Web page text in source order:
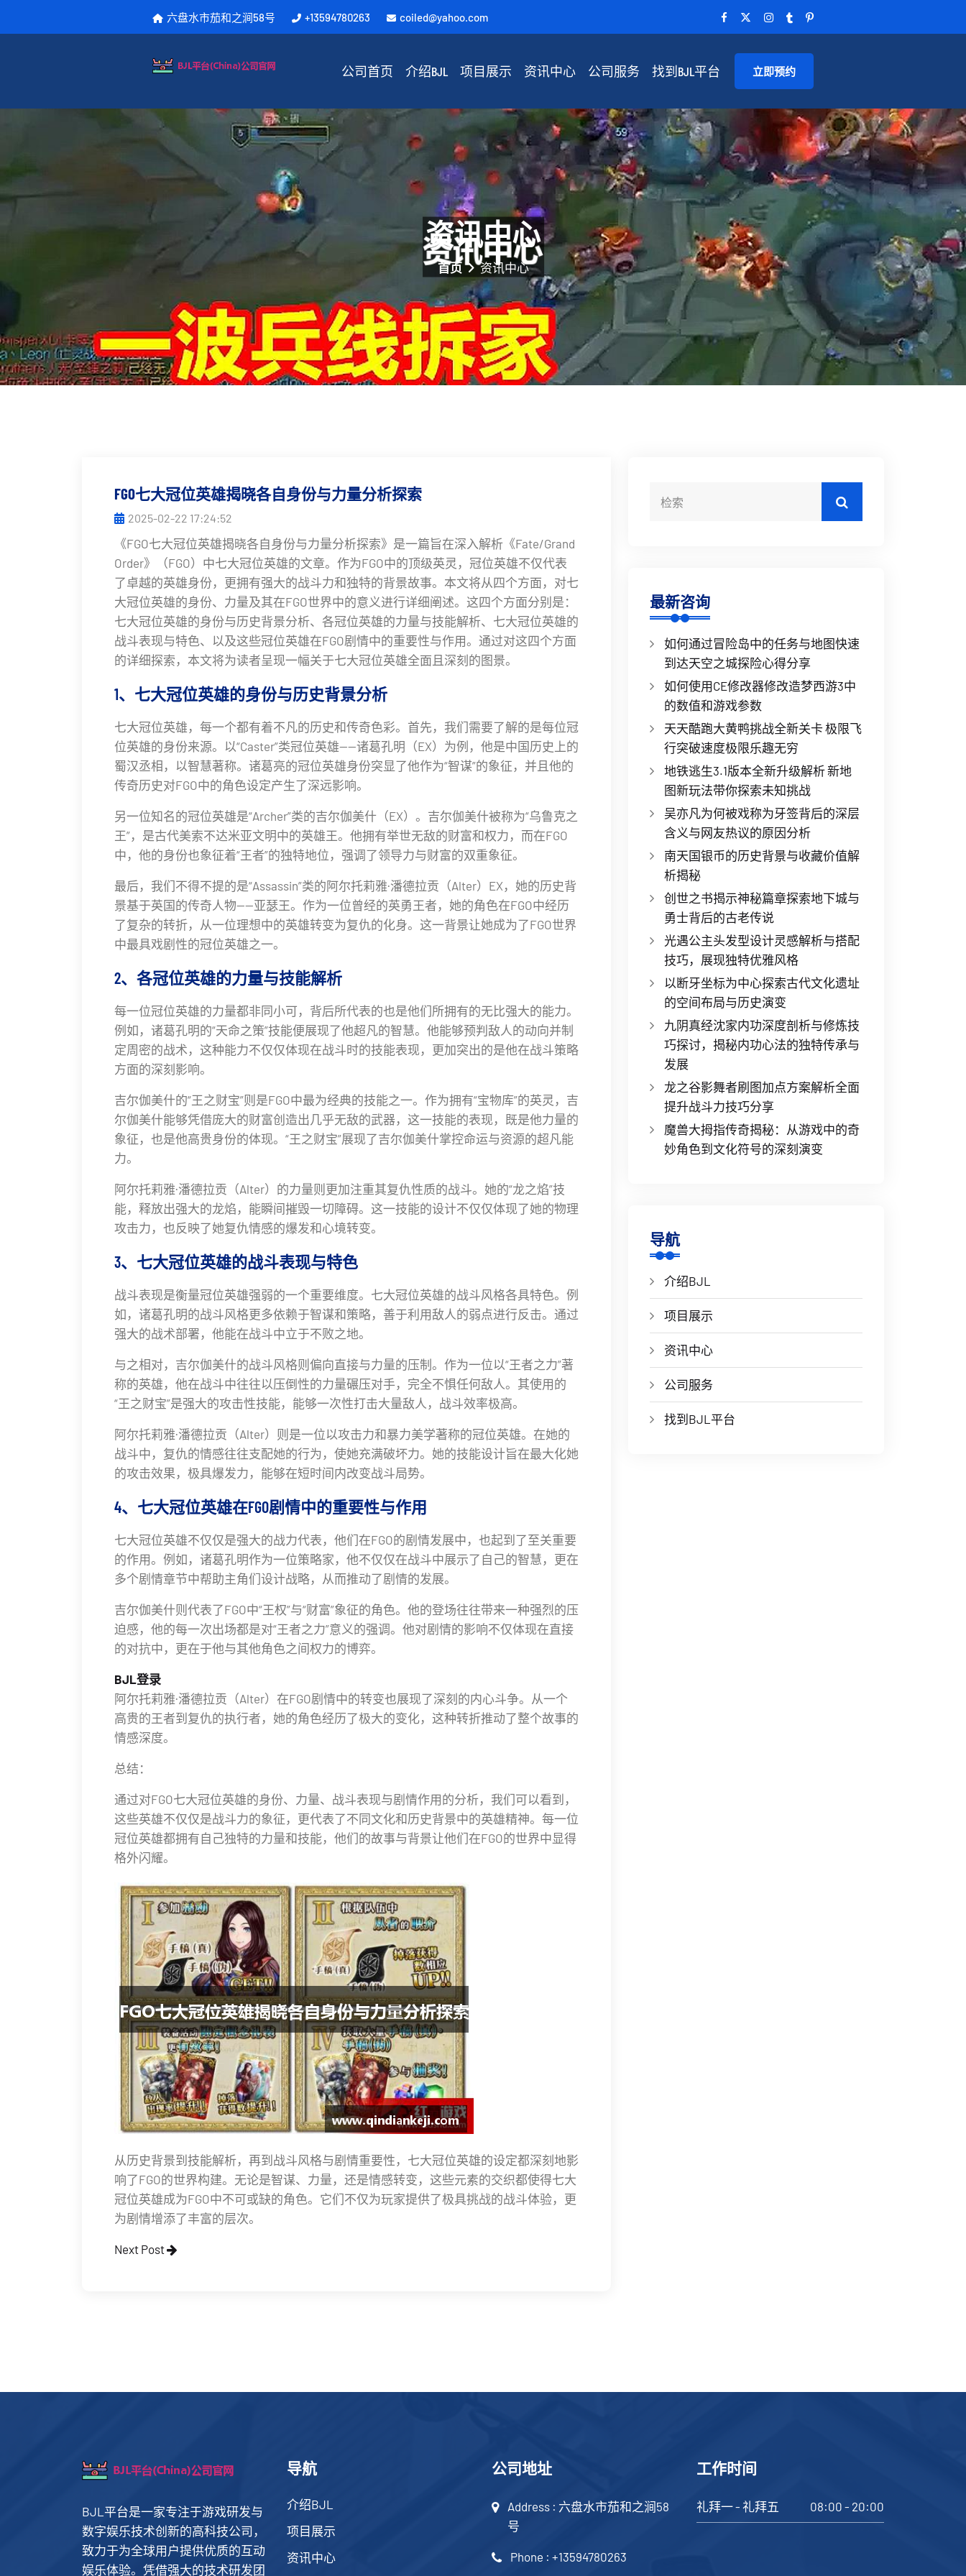
六盘水市茄和之涧58号 +13594780263 coiled@yahoo.com
公司首页 介绍BJL 项目展示 资讯中心 公司服务 找到BJL平台 立即预约
资讯中心
首页 资讯中心
FGO七大冠位英雄揭晓各自身份与力量分析探索
2025-02-22 17:24:52
《FGO七大冠位英雄揭晓各自身份与力量分析探索》是一篇旨在深入解析《Fate/Grand
Order》（FGO）中七大冠位英雄的文章。作为FGO中的顶级英灵，冠位英雄不仅代表
了卓越的英雄身份，更拥有强大的战斗力和独特的背景故事。本文将从四个方面，对七
大冠位英雄的身份、力量及其在FGO世界中的意义进行详细阐述。这四个方面分别是：
七大冠位英雄的身份与历史背景分析、各冠位英雄的力量与技能解析、七大冠位英雄的
战斗表现与特色、以及这些冠位英雄在FGO剧情中的重要性与作用。通过对这四个方面
的详细探索，本文将为读者呈现一幅关于七大冠位英雄全面且深刻的图景。
1、七大冠位英雄的身份与历史背景分析
七大冠位英雄，每一个都有着不凡的历史和传奇色彩。首先，我们需要了解的是每位冠
位英雄的身份来源。以“Caster”类冠位英雄——诸葛孔明（EX）为例，他是中国历史上的
蜀汉丞相，以智慧著称。诸葛亮的冠位英雄身份突显了他作为“智谋”的象征，并且他的
传奇历史对FGO中的角色设定产生了深远影响。
另一位知名的冠位英雄是“Archer”类的吉尔伽美什（EX）。吉尔伽美什被称为“乌鲁克之
王”，是古代美索不达米亚文明中的英雄王。他拥有举世无敌的财富和权力，而在FGO
中，他的身份也象征着“王者”的独特地位，强调了领导力与财富的双重象征。
最后，我们不得不提的是“Assassin”类的阿尔托莉雅·潘德拉贡（Alter）EX，她的历史背
景基于英国的传奇人物——亚瑟王。作为一位曾经的英勇王者，她的角色在FGO中经历
了复杂的转折，从一位理想中的英雄转变为复仇的化身。这一背景让她成为了FGO世界
中最具戏剧性的冠位英雄之一。
2、各冠位英雄的力量与技能解析
每一位冠位英雄的力量都非同小可，背后所代表的也是他们所拥有的无比强大的能力。
例如，诸葛孔明的“天命之策”技能便展现了他超凡的智慧。他能够预判敌人的动向并制
定周密的战术，这种能力不仅仅体现在战斗时的技能表现，更加突出的是他在战斗策略
方面的深刻影响。
吉尔伽美什的“王之财宝”则是FGO中最为经典的技能之一。作为拥有“宝物库”的英灵，吉
尔伽美什能够凭借庞大的财富创造出几乎无敌的武器，这一技能的表现，既是他力量的
象征，也是他高贵身份的体现。“王之财宝”展现了吉尔伽美什掌控命运与资源的超凡能
力。
阿尔托莉雅·潘德拉贡（Alter）的力量则更加注重其复仇性质的战斗。她的“龙之焰”技
能，释放出强大的龙焰，能瞬间摧毁一切障碍。这一技能的设计不仅仅体现了她的物理
攻击力，也反映了她复仇情感的爆发和心境转变。
3、七大冠位英雄的战斗表现与特色
战斗表现是衡量冠位英雄强弱的一个重要维度。七大冠位英雄的战斗风格各具特色。例
如，诸葛孔明的战斗风格更多依赖于智谋和策略，善于利用敌人的弱点进行反击。通过
强大的战术部署，他能在战斗中立于不败之地。
与之相对，吉尔伽美什的战斗风格则偏向直接与力量的压制。作为一位以“王者之力”著
称的英雄，他在战斗中往往以压倒性的力量碾压对手，完全不惧任何敌人。其使用的
“王之财宝”是强大的攻击性技能，能够一次性打击大量敌人，战斗效率极高。
阿尔托莉雅·潘德拉贡（Alter）则是一位以攻击力和暴力美学著称的冠位英雄。在她的
战斗中，复仇的情感往往支配她的行为，使她充满破坏力。她的技能设计旨在最大化她
的攻击效果，极具爆发力，能够在短时间内改变战斗局势。
4、七大冠位英雄在FGO剧情中的重要性与作用
七大冠位英雄不仅仅是强大的战力代表，他们在FGO的剧情发展中，也起到了至关重要
的作用。例如，诸葛孔明作为一位策略家，他不仅仅在战斗中展示了自己的智慧，更在
多个剧情章节中帮助主角们设计战略，从而推动了剧情的发展。
吉尔伽美什则代表了FGO中“王权”与“财富”象征的角色。他的登场往往带来一种强烈的压
迫感，他的每一次出场都是对“王者之力”意义的强调。他对剧情的影响不仅体现在直接
的对抗中，更在于他与其他角色之间权力的博弈。
BJL登录
阿尔托莉雅·潘德拉贡（Alter）在FGO剧情中的转变也展现了深刻的内心斗争。从一个
高贵的王者到复仇的执行者，她的角色经历了极大的变化，这种转折推动了整个故事的
情感深度。
总结：
通过对FGO七大冠位英雄的身份、力量、战斗表现与剧情作用的分析，我们可以看到，
这些英雄不仅仅是战斗力的象征，更代表了不同文化和历史背景中的英雄精神。每一位
冠位英雄都拥有自己独特的力量和技能，他们的故事与背景让他们在FGO的世界中显得
格外闪耀。
从历史背景到技能解析，再到战斗风格与剧情重要性，七大冠位英雄的设定都深刻地影
响了FGO的世界构建。无论是智谋、力量，还是情感转变，这些元素的交织都使得七大
冠位英雄成为FGO中不可或缺的角色。它们不仅为玩家提供了极具挑战的战斗体验，更
为剧情增添了丰富的层次。
Next Post
最新咨询
如何通过冒险岛中的任务与地图快速
到达天空之城探险心得分享
如何使用CE修改器修改造梦西游3中
的数值和游戏参数
天天酷跑大黄鸭挑战全新关卡 极限飞
行突破速度极限乐趣无穷
地铁逃生3.1版本全新升级解析 新地
图新玩法带你探索未知挑战
吴亦凡为何被戏称为牙签背后的深层
含义与网友热议的原因分析
南天国银币的历史背景与收藏价值解
析揭秘
创世之书揭示神秘篇章探索地下城与
勇士背后的古老传说
光遇公主头发型设计灵感解析与搭配
技巧，展现独特优雅风格
以断牙坐标为中心探索古代文化遗址
的空间布局与历史演变
九阴真经沈家内功深度剖析与修炼技
巧探讨，揭秘内功心法的独特传承与
发展
龙之谷影舞者刷图加点方案解析全面
提升战斗力技巧分享
魔兽大拇指传奇揭秘：从游戏中的奇
妙角色到文化符号的深刻演变
导航
介绍BJL
项目展示
资讯中心
公司服务
找到BJL平台
BJL平台是一家专注于游戏研发与
数字娱乐技术创新的高科技公司，
致力于为全球用户提供优质的互动
娱乐体验。凭借强大的技术研发团
导航
介绍BJL
项目展示
资讯中心
公司地址
Address : 六盘水市茄和之涧58
号
Phone : +13594780263
工作时间
礼拜一 - 礼拜五 08:00 - 20:00